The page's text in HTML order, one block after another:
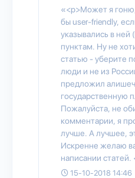
«<p>Может я
бы user-friendly,
указывались в
пунктам. Ну не
статью - уберите
люди и не из
предложил
государственную
Пожалуйста, не
комментарии, я
лучше. А лучшее,
Искренне желаю
написании статей.
15-10-2018 14:46